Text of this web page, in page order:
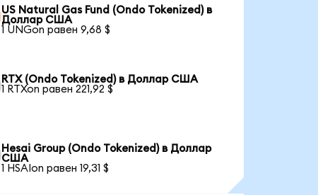
US Natural Gas Fund (Ondo Tokenized) в
Доллар США
1 UNGon равен 9,68 $
RTX (Ondo Tokenized) в Доллар США
1 RTXon равен 221,92 $
Hesai Group (Ondo Tokenized) в Доллар
США
1 HSAIon равен 19,31 $